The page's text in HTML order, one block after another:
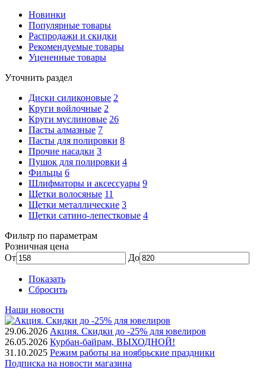
Новинки
Популярные товары
Распродажи и скидки
Рекомендуемые товары
Уцененные товары
Уточнить раздел
Диски силиконовые 2
Круги войлочные 2
Круги муслиновые 26
Пасты алмазные 7
Пасты для полировки 8
Прочие насадки 3
Пушок для полировки 4
Фильцы 6
Шлифматоры и аксессуары 9
Щетки волосяные 11
Щетки металлические 3
Щетки сатино-лепестковые 4
Фильтр по параметрам
Розничная цена
От
До
Показать
Сбросить
Наши новости
29.06.2026 Акция. Скидки до -25% для ювелиров
26.05.2026 Курбан-байрам, ВЫХОДНОЙ!
31.10.2025 Режим работы на ноябрьские праздники
Подписка на новости магазина